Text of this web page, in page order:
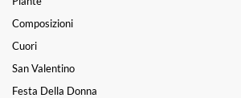
Composizioni
Cuori
San Valentino
Festa Della Donna